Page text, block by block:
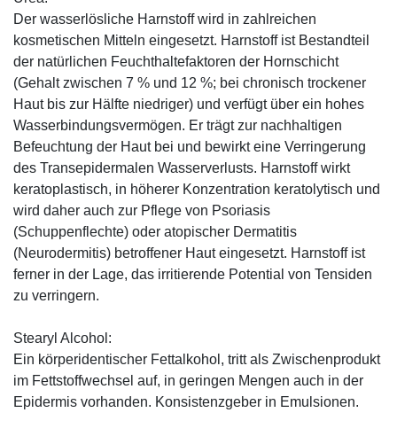
Der wasserlösliche Harnstoff wird in zahlreichen
kosmetischen Mitteln eingesetzt. Harnstoff ist Bestandteil
der natürlichen Feuchthaltefaktoren der Hornschicht
(Gehalt zwischen 7 % und 12 %; bei chronisch trockener
Haut bis zur Hälfte niedriger) und verfügt über ein hohes
Wasserbindungsvermögen. Er trägt zur nachhaltigen
Befeuchtung der Haut bei und bewirkt eine Verringerung
des Transepidermalen Wasserverlusts. Harnstoff wirkt
keratoplastisch, in höherer Konzentration keratolytisch und
wird daher auch zur Pflege von Psoriasis
(Schuppenflechte) oder atopischer Dermatitis
(Neurodermitis) betroffener Haut eingesetzt. Harnstoff ist
ferner in der Lage, das irritierende Potential von Tensiden
zu verringern.
Stearyl Alcohol:
Ein körperidentischer Fettalkohol, tritt als Zwischenprodukt
im Fettstoffwechsel auf, in geringen Mengen auch in der
Epidermis vorhanden. Konsistenzgeber in Emulsionen.